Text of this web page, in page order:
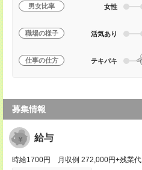
男女比率 女性
職場の様子 活気あり
仕事の仕方 テキパキ
募集情報
給与
時給1700円 月収例 272,000円+残業代